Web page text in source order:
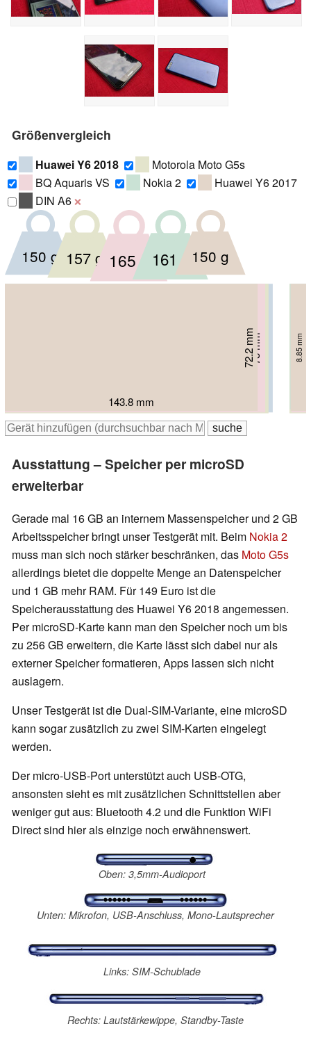
Größenvergleich
Huawei Y6 2018
Motorola Moto G5s
BQ Aquaris VS
Nokia 2
Huawei Y6 2017
DIN A6 ❌
152.4 mm
73 mm 7.8 mm
150 g
150 mm
73.5 mm 9.5 mm
157 g
148.1 mm
73 mm 8.4 mm
165 g
143.5 mm
71.3 mm 9.3 mm
161 g
143.8 mm
72.2 mm 8.85 mm
150 g
Ausstattung – Speicher per microSD
erweiterbar
Gerade mal 16 GB an internem Massenspeicher und 2 GB
Arbeitsspeicher bringt unser Testgerät mit. Beim Nokia 2
muss man sich noch stärker beschränken, das Moto G5s
allerdings bietet die doppelte Menge an Datenspeicher
und 1 GB mehr RAM. Für 149 Euro ist die
Speicherausstattung des Huawei Y6 2018 angemessen.
Per microSD-Karte kann man den Speicher noch um bis
zu 256 GB erweitern, die Karte lässt sich dabei nur als
externer Speicher formatieren, Apps lassen sich nicht
auslagern.
Unser Testgerät ist die Dual-SIM-Variante, eine microSD
kann sogar zusätzlich zu zwei SIM-Karten eingelegt
werden.
Der micro-USB-Port unterstützt auch USB-OTG,
ansonsten sieht es mit zusätzlichen Schnittstellen aber
weniger gut aus: Bluetooth 4.2 und die Funktion WiFi
Direct sind hier als einzige noch erwähnenswert.
Oben: 3,5mm-Audioport
Unten: Mikrofon, USB-Anschluss, Mono-Lautsprecher
Links: SIM-Schublade
Rechts: Lautstärkewippe, Standby-Taste